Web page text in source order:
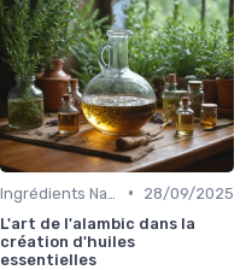
•
28/09/2025
L'art de l'alambic dans la
création d'huiles
essentielles